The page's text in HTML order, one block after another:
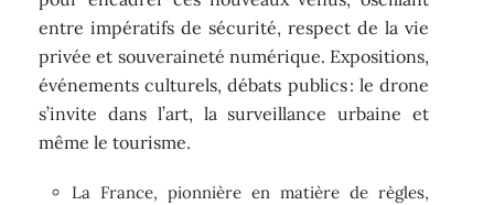
entre impératifs de sécurité, respect de la vie
privée et souveraineté numérique. Expositions,
événements culturels, débats publics : le drone
s’invite dans l’art, la surveillance urbaine et
même le tourisme.
La France, pionnière en matière de règles,